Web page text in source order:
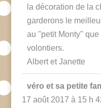
la décoration de la
garderons le
au "petit Monty"
volontiers.
Albert et Janette
véro et sa petite
17 août 2017 à 15 h